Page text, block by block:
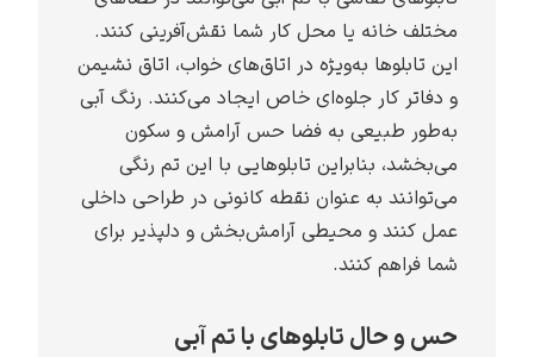
مختلف خانه یا محل کار شما نقش‌آفرینی کنند.
این تابلوها به‌ویژه در اتاق‌های خواب، اتاق نشیمن
و دفاتر کار جلوه‌ای خاص ایجاد می‌کنند. رنگ آبی
به‌طور طبیعی به فضا حس آرامش و سکون
می‌بخشد، بنابراین تابلوهایی با این تم رنگی
می‌توانند به عنوان نقطه کانونی در طراحی داخلی
عمل کنند و محیطی آرامش‌بخش و دلپذیر برای
شما فراهم کنند.
حس و حال تابلوهای با تم آبی